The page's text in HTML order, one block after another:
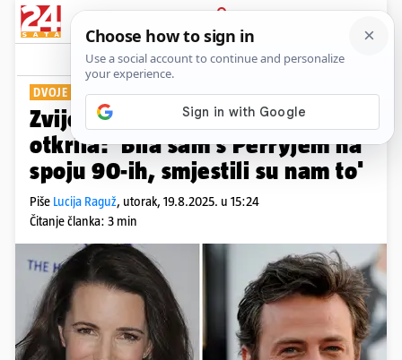
PRIJAVA
Show Komentari
DVOJE POZNATIH GLUMACA
Zvijezda serije 'Seks i grad' je
otkrila: 'Bila sam s Perryjem na
spoju 90-ih, smjestili su nam to'
Piše Lucija Raguž, utorak, 19.8.2025. u 15:24
Čitanje članka: 3 min